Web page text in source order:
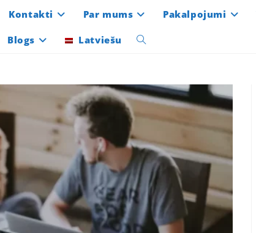
Kontakti Par mums Pakalpojumi
Blogs Latviešu Toggle
search